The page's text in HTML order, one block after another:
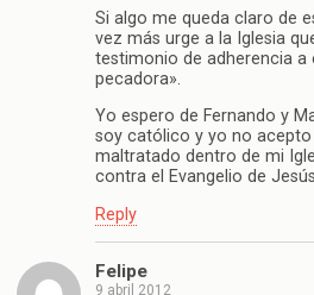
Si algo me queda claro de
vez más urge a la Iglesia
testimonio de adherencia a
pecadora».
Yo espero de Fernando y
soy católico y yo no
maltratado dentro de mi
contra el Evangelio de
Reply
Felipe
9 abril 2012